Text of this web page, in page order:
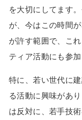
を大切にしてます
が、今はこの時間
が許す範囲で、こ
ティア活動にも参
特に、若い世代に
る活動に興味があ
は反対に、若手技